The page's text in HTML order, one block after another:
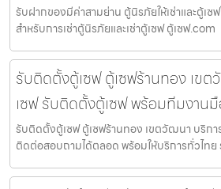
รับฝากของมีค่าสามย่าน ตู้นิรภัยให้เช่าและตู้เซ
สำหรับการเช่าตู้นิรภัยและเช่าตู้เซฟ ตู้เซฟ.com
รับติดตั้งตู้เซฟ ตู้เซฟร้านทอง เข
เซฟ รับติดตั้งตู้เซฟ พร้อมทีมงาน
รับติดตั้งตู้เซฟ ตู้เซฟร้านทอง เขตวัฒนา บริก
ติดต่อสอบถามได้ตลอด พร้อมให้บริการทั่วไทย